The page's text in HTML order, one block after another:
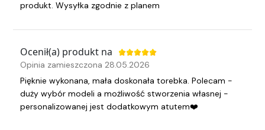
produkt. Wysyłka zgodnie z planem
Ocenił(a) produkt na
Opinia zamieszczona 28.05.2026
Pięknie wykonana, mała doskonała torebka. Polecam -
duży wybór modeli a możliwość stworzenia własnej -
personalizowanej jest dodatkowym atutem❤️